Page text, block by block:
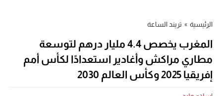
الرئيسية » تريند الساعة
المغرب يخصص 4.4 مليار درهم لتوسعة
مطاري مراكش وأغادير استعدادًا لكأس أمم
إفريقيا 2025 وكأس العالم 2030